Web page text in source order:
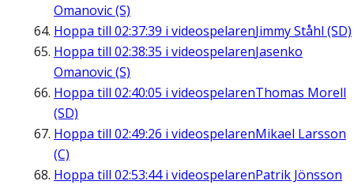
Omanovic (S)
Hoppa till 02:37:39 i videospelarenJimmy Ståhl (SD)
Hoppa till 02:38:35 i videospelarenJasenko
Omanovic (S)
Hoppa till 02:40:05 i videospelarenThomas Morell
(SD)
Hoppa till 02:49:26 i videospelarenMikael Larsson
(C)
Hoppa till 02:53:44i videospelarenPatrik Jönsson